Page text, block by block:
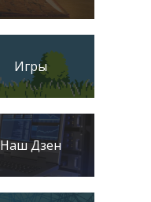
Игры
Наш Дзен